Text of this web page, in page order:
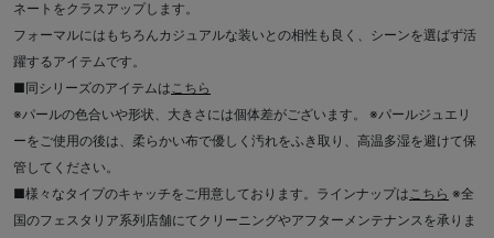
ネートをクラスアップします。
フォーマルにはもちろんカジュアルな装いとの相性も良く、シーンを選ばず活
躍するアイテムです。
■同シリーズのアイテムは こちら
※パールの色合いや形状、大きさには個体差がございます。 ※パールジュエリ
ーをご使用の後は、柔らかい布で優しく汚れをふき取り、高温多湿を避けて保
管してください。
■様々なタイプのキャッチをご用意しております。ラインナップは こちら ※全
国のフェスタリア系列店舗にてクリーニングやアフターメンテナンスを承りま